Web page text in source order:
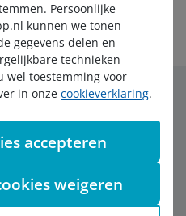
nieuwsbrief
Persoonlijke
kunnen we tonen
gegevens delen en
technieken
wel toestemming voor
in onze cookieverklaring.
accepteren
weigeren